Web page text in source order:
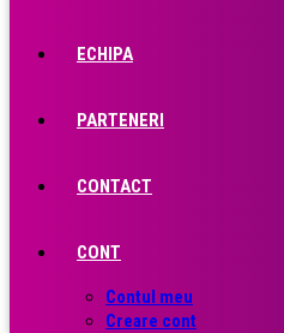
ECHIPA
PARTENERI
CONTACT
CONT
Contul meu
Creare cont